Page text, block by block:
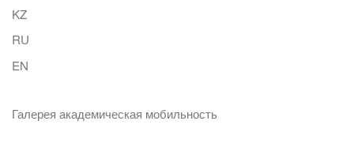
KZ
RU
EN
Галерея академическая мобильность